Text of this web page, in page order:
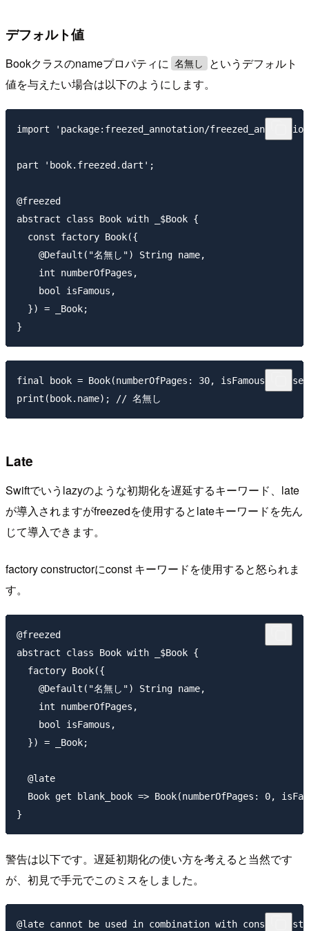
デフォルト値
Bookクラスのnameプロパティに 名無し
というデフォルト
値を与えたい場合は以下のようにします。
import 'package:freezed_annotation/
part 'book.freezed.dart';
@freezed
abstract class Book with _$Book {
  const factory Book({
    @Default("名無し") String name,
    int numberOfPages,
    bool isFamous,
  }) = _Book;
final book = Book(numberOfPages: 30, isFamous:
Late
Swiftでいうlazyのような初期化を遅延するキーワード、late
が導入されますがfreezedを使用するとlateキーワードを先ん
じて導入できます。
factory constructorにconst キーワードを使用すると怒られま
す。
@freezed
abstract class Book with _$Book {
  factory Book({
    @Default("名無し") String name,
    int numberOfPages,
    bool isFamous,
  }) = _Book;
  @late
Book get blank_book => Book(numberOfPages: 0,
警告は以下です。遅延初期化の使い方を考えると当然です
が、初見で手元でこのミスをしました。
@late cannot be used in combination with const